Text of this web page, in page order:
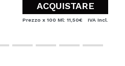
ACQUISTARE
Prezzo x 100 Ml: 11,50€ IVA Incl.